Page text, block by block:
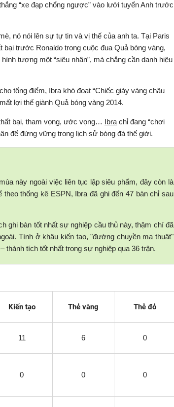
“xe đạp chổng ngược” vào lưới tuyển Anh trước
nó nói lên sự tự tin và vị thế của anh ta. Tại Paris
bại trước Ronaldo trong cuộc đua Quả bóng vàng,
tượng một “siêu nhân”, mà chẳng cần danh hiệu
tổng điểm, Ibra khó đoạt “Chiếc giày vàng châu
lợi thế giành Quả bóng vàng 2014.
bại, tham vọng, ước vọng… Ibra chỉ đang “chơi
để đứng vững trong lịch sử bóng đá thế giới.
này ngoài việc liên tục lập siêu phẩm, đây còn là
thống kê ESPN, Ibra đã ghi đến 47 bàn chỉ sau
ghi bàn tốt nhất sự nghiệp cầu thủ này, thậm chí đã
Tính ở khâu kiến tạo, "đường chuyền ma thuật"
thành tích tốt nhất trong sự nghiệp qua 36 trận.
Kiến tạo Thẻ vàng Thẻ đỏ
11 6 0
0 0 0